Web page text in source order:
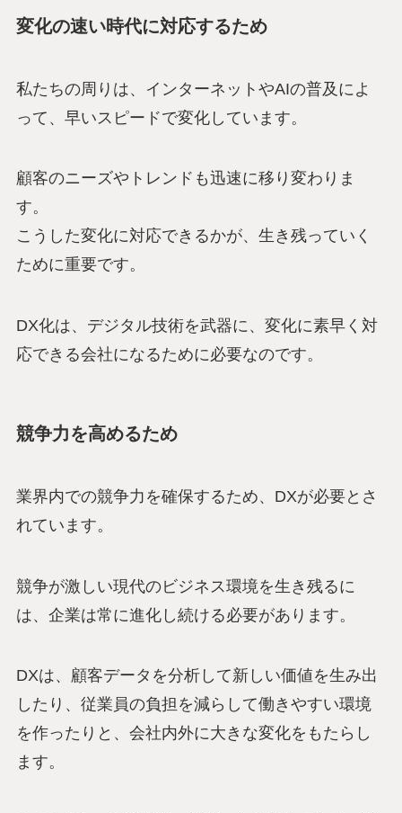
変化の速い時代に対応するため
私たちの周りは、インターネットやAIの普及によ
って、早いスピードで変化しています。
顧客のニーズやトレンドも迅速に移り変わりま
す。
こうした変化に対応できるかが、生き残っていく
ために重要です。
DX化は、デジタル技術を武器に、変化に素早く対
応できる会社になるために必要なのです。
競争力を高めるため
業界内での競争力を確保するため、DXが必要とさ
れています。
競争が激しい現代のビジネス環境を生き残るに
は、企業は常に進化し続ける必要があります。
DXは、顧客データを分析して新しい価値を生み出
したり、従業員の負担を減らして働きやすい環境
を作ったりと、会社内外に大きな変化をもたらし
ます。